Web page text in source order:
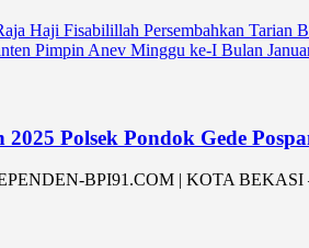
Haji Fisabilillah Persembahkan Tarian
Pimpin Anev Minggu ke-I Bulan
Polsek Pondok Gede
BPI91.COM | KOTA BEKASI –